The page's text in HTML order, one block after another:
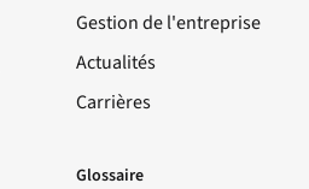
Gestion de l'entreprise
Actualités
Carrières
Glossaire